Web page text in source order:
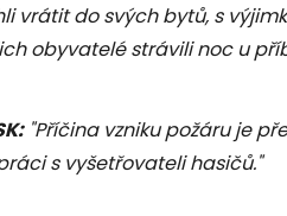
vrátit do svých bytů, s
obyvatelé strávili noc u
"Příčina vzniku požáru je
s vyšetřovateli hasičů."